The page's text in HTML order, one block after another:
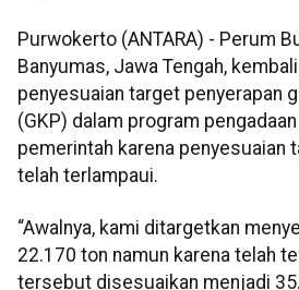
Purwokerto (ANTARA) - Perum
Banyumas, Jawa Tengah,
penyesuaian target penyerapan
(GKP) dalam program
pemerintah karena penyesuaian
telah terlampaui.
“Awalnya, kami ditargetkan
22.170 ton namun karena telah
tersebut disesuaikan menjadi